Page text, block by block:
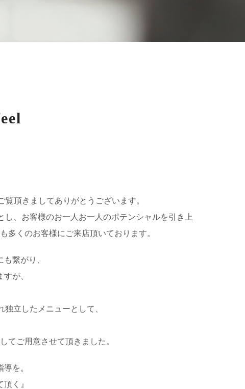
頂きましてありがとうございます。
、お客様のお一人お一人のポテンシャルを引き上
多くのお客様にご来店頂いております。
繋がり、
が、
立したメニューとして、
てご用意させて頂きました。
を。
く』